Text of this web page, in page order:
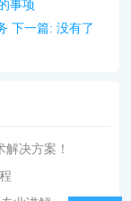
事项
下一篇:没有了
决方案！